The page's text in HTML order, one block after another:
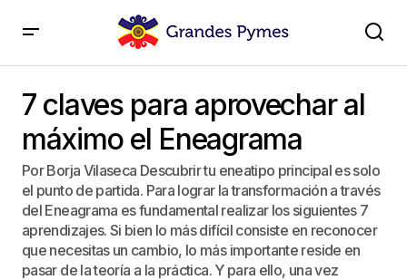
7 claves para aprovechar al
máximo el Eneagrama
Por Borja Vilaseca Descubrir tu eneatipo principal es solo
el punto de partida. Para lograr la transformación a través
del Eneagrama es fundamental realizar los siguientes 7
aprendizajes. Si bien lo más difícil consiste en reconocer
que necesitas un cambio, lo más importante reside en
pasar de la teoría a la práctica. Y para ello, una vez